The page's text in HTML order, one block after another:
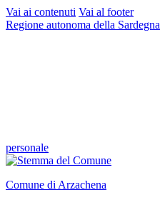
Vai ai contenuti Vai al footer
Regione autonoma della Sardegna
personale
Comune di Arzachena